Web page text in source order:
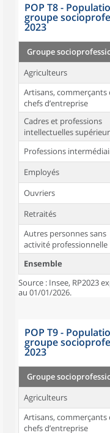
POP T8 -
groupe
2023
Groupe
Agriculteurs
Artisans, commerçants
chefs d’entreprise
Cadres et professions
intellectuelles
Professions
Employés
Ouvriers
Retraités
Autres personnes sans
activité professionnelle
Ensemble
Source : Insee, RP2023
au 01/01/2026.
POP T9 -
groupe
2023
Groupe
Agriculteurs
Artisans, commerçants
chefs d’entreprise